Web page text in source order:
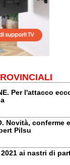
Per l'attacco
Novità, conferme
Pilsu
2021 ai nastri di